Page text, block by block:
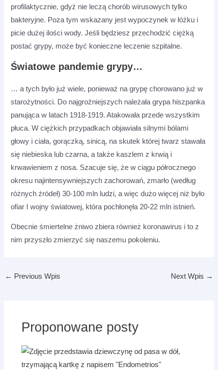
profilaktycznie, gdyż nie leczą chorób wirusowych tylko
bakteryjne. Poza tym wskazany jest wypoczynek w łóżku i
picie dużej ilości wody. Jeśli będziesz przechodzić ciężką
postać grypy, może być konieczne leczenie szpitalne.
Światowe pandemie grypy…
… a tych było już wiele, ponieważ na grypę chorowano już w
starożytności. Do najgroźniejszych należała grypa hiszpanka
panująca w latach 1918-1919. Atakowała przede wszystkim
płuca. W ciężkich przypadkach objawiała silnymi bólami
głowy i ciała, gorączką, sinicą, na skutek której twarz stawała
się niebieska lub czarna, a także kaszlem z krwią i
krwawieniem z nosa. Szacuje się, że w ciągu półrocznego
okresu najintensywniejszych zachorowań, zmarło (według
różnych źródeł) 30-100 mln ludzi, a więc dużo więcej niż było
ofiar I wojny światowej, która pochłonęła 20-22 mln istnień.
Obecnie śmiertelne żniwo zbiera również koronawirus i to z
nim przyszło zmierzyć się naszemu pokoleniu.
← Previous Wpis Next Wpis →
Proponowane posty